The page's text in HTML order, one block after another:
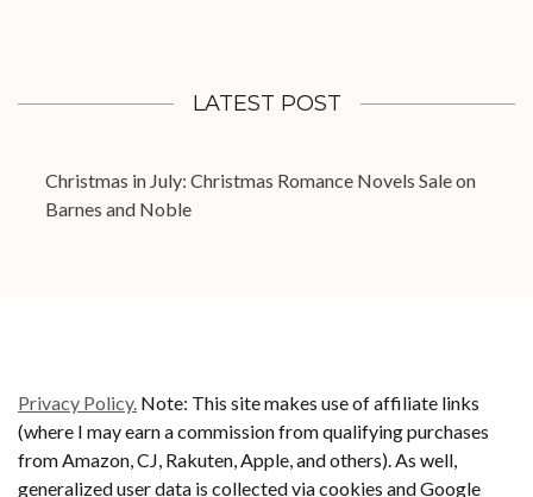
LATEST POST
Christmas in July: Christmas Romance Novels Sale on
Barnes and Noble
Privacy Policy. Note: This site makes use of affiliate links
(where I may earn a commission from qualifying purchases
from Amazon, CJ, Rakuten, Apple, and others). As well,
generalized user data is collected via cookies and Google